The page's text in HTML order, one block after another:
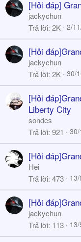
[Hỏi đáp]
jackychun
Trả lời 2K 2/
[Hỏi
jackychun
Trả lời 2K 30/
[Hỏi
Liberty City
sondes
Trả lời 921 30/
[Hỏi
Hei
Trả lời 473 13/
[Hỏi
jackychun
Trả lời 113 13/